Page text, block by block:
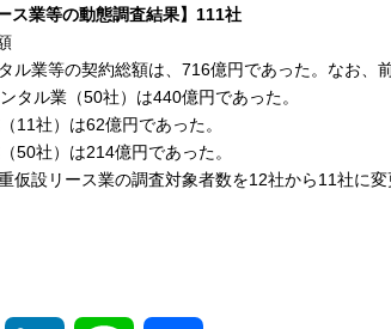
ス業等の動態調査結果】111社
ル業等の契約総額は、716億円であった。なお、
タル業（50社）は440億円であった。
11社）は62億円であった。
50社）は214億円であった。
仮設リース業の調査対象者数を12社から11社に変